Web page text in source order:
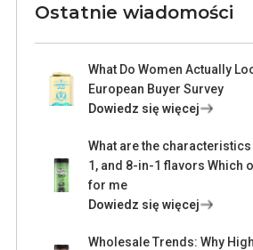
Ostatnie wiadomości
What Do Women Actually
European Buyer Survey
Dowiedz się więcej
What are the
1, and 8-in-1 flavors Which
for me
Dowiedz się więcej
Wholesale Trends: Why